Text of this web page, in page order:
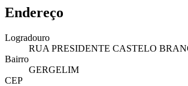
Endereço
Logradouro
RUA PRESIDENTE CASTELO
Bairro
GERGELIM
CEP